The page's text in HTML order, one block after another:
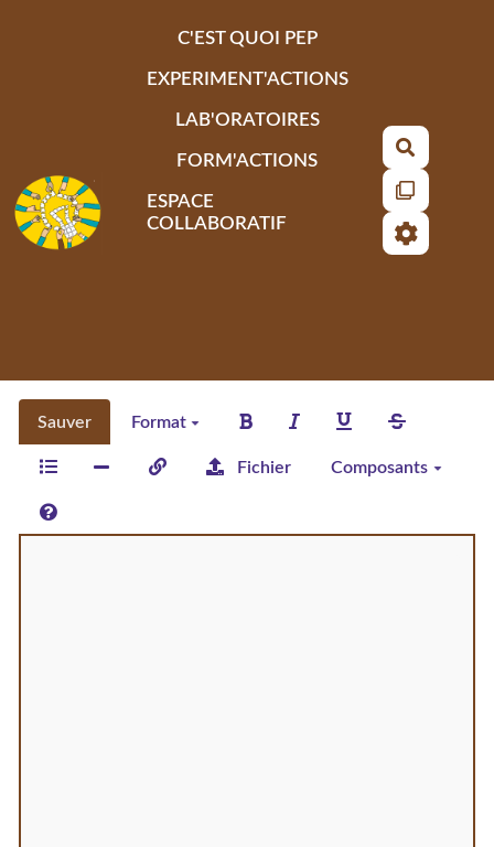
C'EST QUOI PEP
EXPERIMENT'ACTIONS
LAB'ORATOIRES
FORM'ACTIONS
ESPACE
COLLABORATIF
Sauver Format
Fichier Composants